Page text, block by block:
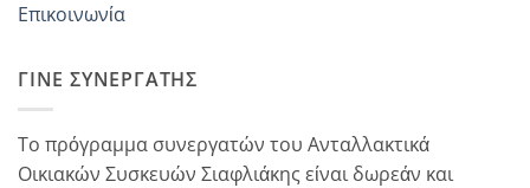
Επικοινωνία
ΓΊΝΕ ΣΥΝΕΡΓΆΤΗΣ
Το πρόγραμμα συνεργατών του Ανταλλακτικά
Οικιακών Συσκευών Σιαφλιάκης είναι δωρεάν και